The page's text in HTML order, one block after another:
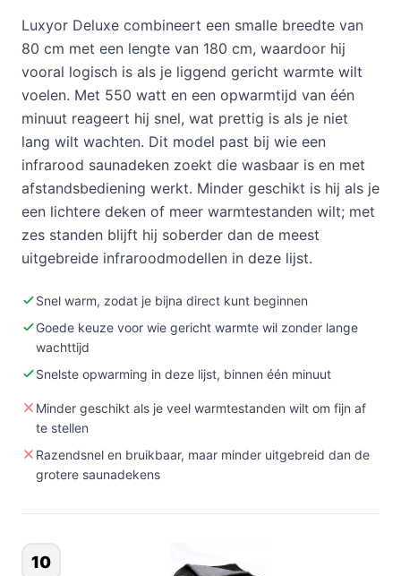
Luxyor Deluxe combineert een smalle breedte van
80 cm met een lengte van 180 cm, waardoor hij
vooral logisch is als je liggend gericht warmte wilt
voelen. Met 550 watt en een opwarmtijd van één
minuut reageert hij snel, wat prettig is als je niet
lang wilt wachten. Dit model past bij wie een
infrarood saunadeken zoekt die wasbaar is en met
afstandsbediening werkt. Minder geschikt is hij als je
een lichtere deken of meer warmtestanden wilt; met
zes standen blijft hij soberder dan de meest
uitgebreide infraroodmodellen in deze lijst.
Snel warm, zodat je bijna direct kunt beginnen
Goede keuze voor wie gericht warmte wil zonder lange
wachttijd
Snelste opwarming in deze lijst, binnen één minuut
Minder geschikt als je veel warmtestanden wilt om fijn af
te stellen
Razendsnel en bruikbaar, maar minder uitgebreid dan de
grotere saunadekens
10